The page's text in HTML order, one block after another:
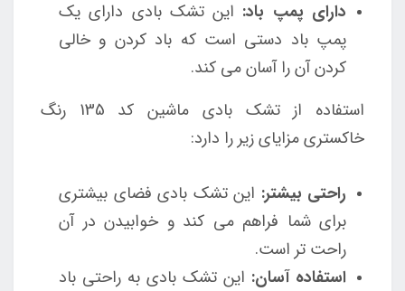
دارای پمپ باد: این تشک بادی دارای یک
پمپ باد دستی است که باد کردن و خالی
کردن آن را آسان می کند.
استفاده از تشک بادی ماشین کد 135 رنگ
خاکستری مزایای زیر را دارد:
راحتی بیشتر: این تشک بادی فضای بیشتری
برای شما فراهم می کند و خوابیدن در آن
راحت تر است.
استفاده آسان: این تشک بادی به راحتی باد